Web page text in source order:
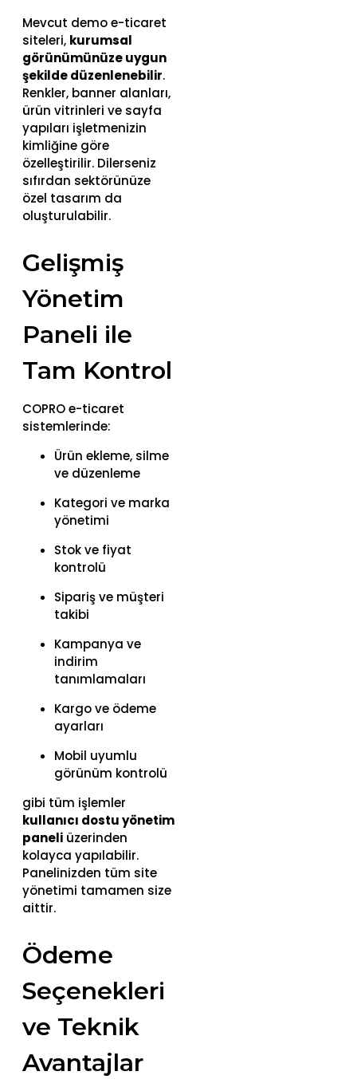
Mevcut demo e-ticaret
siteleri, kurumsal
görünümünüze uygun
şekilde düzenlenebilir.
Renkler, banner alanları,
ürün vitrinleri ve sayfa
yapıları işletmenizin
kimliğine göre
özelleştirilir. Dilerseniz
sıfırdan sektörünüze
özel tasarım da
oluşturulabilir.
Gelişmiş
Yönetim
Paneli ile
Tam Kontrol
COPRO e-ticaret
sistemlerinde:
Ürün ekleme, silme
ve düzenleme
Kategori ve marka
yönetimi
Stok ve fiyat
kontrolü
Sipariş ve müşteri
takibi
Kampanya ve
indirim
tanımlamaları
Kargo ve ödeme
ayarları
Mobil uyumlu
görünüm kontrolü
gibi tüm işlemler
kullanıcı dostu yönetim
paneli üzerinden
kolayca yapılabilir.
Panelinizden tüm site
yönetimi tamamen size
aittir.
Ödeme
Seçenekleri
ve Teknik
Avantajlar